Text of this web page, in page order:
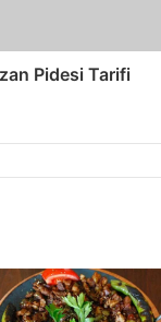
Pidesi Tarifi